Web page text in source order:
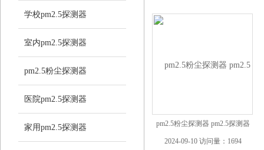
学校pm2.5探测器
室内pm2.5探测器
pm2.5粉尘探测器
医院pm2.5探测器
家用pm2.5探测器 pm2.5粉尘探测器 pm2.5探测器
2024-09-10 访问量：1694